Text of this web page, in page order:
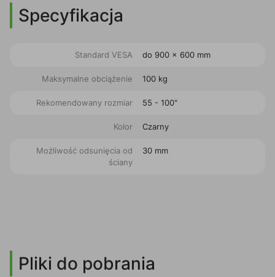
Specyfikacja
Standard VESA do 900 x 600 mm
Maksymalne obciążenie 100 kg
Rekomendowany rozmiar 55 - 100"
Kolor Czarny
Możliwość odsunięcia od
ściany
30 mm
Pliki do pobrania